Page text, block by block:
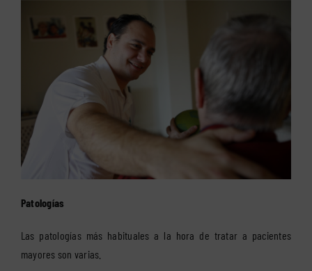
Patologías
Las patologías más habituales a la hora de tratar a pacientes
mayores son varias.